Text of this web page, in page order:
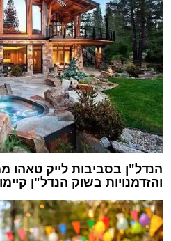
הנדל"ן בסביבות לייק טאהו
והזדמנויות בשוק הנדל"ן